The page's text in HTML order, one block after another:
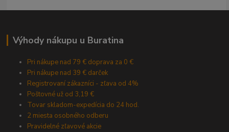
Výhody nákupu u Buratina
Pri nákupe nad 79 € doprava za 0 €
Pri nákupe nad 39 € darček
Registrovaní zákazníci - zľava od 4%
Poštovné už od 3,19 €
Tovar skladom-expedícia do 24 hod.
2 miesta osobného odberu
Pravidelné zľavové akcie